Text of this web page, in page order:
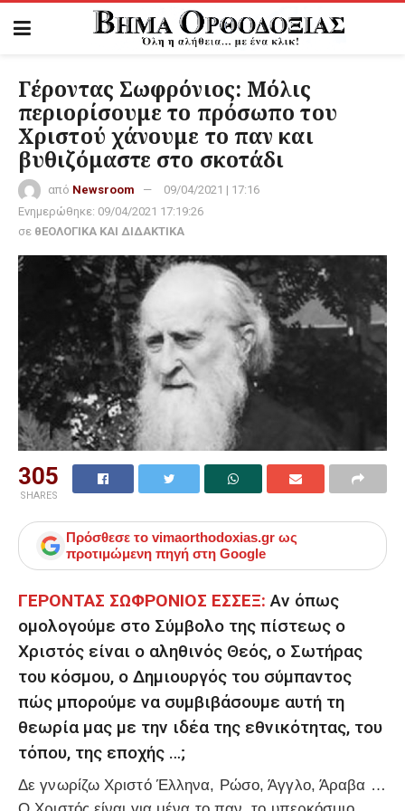
Γέροντας Σωφρόνιος: Μόλις
περιορίσουμε το πρόσωπο του
Χριστού χάνουμε το παν και
βυθιζόμαστε στο σκοτάδι
από Newsroom
09/04/2021 | 17:16
Ενημερώθηκε: 09/04/2021 17:19:26
σε θΕΟΛΟΓΙΚΑ ΚΑΙ ΔΙΔΑΚΤΙΚΑ
305
SHARES
Πρόσθεσε το vimaorthodoxias.gr ως
προτιμώμενη πηγή στη Google
ΓΕΡΟΝΤΑΣ ΣΩΦΡΟΝΙΟΣ ΕΣΣΕΞ: Αν όπως
ομολογούμε στο Σύμβολο της πίστεως ο
Χριστός είναι ο αληθινός Θεός, ο Σωτήρας
του κόσμου, ο Δημιουργός του σύμπαντος
πώς μπορούμε να συμβιβάσουμε αυτή τη
θεωρία μας με την ιδέα της εθνικότητας, του
τόπου, της εποχής …;
Δε γνωρίζω Χριστό Έλληνα, Ρώσο, Άγγλο, Άραβα …